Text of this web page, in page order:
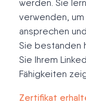
werden. Sie
verwenden,
ansprechen
Sie bestanden
Sie Ihrem
Fähigkeiten
Zertifikat